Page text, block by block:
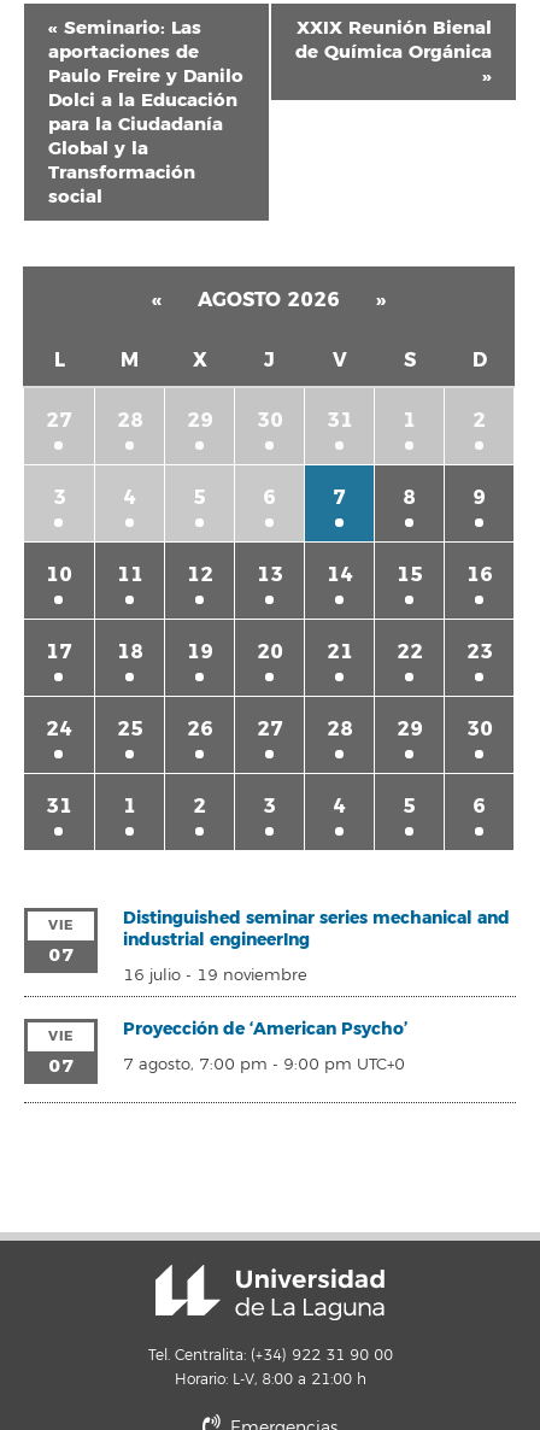
Navegación
del
Evento
« Seminario: Las
aportaciones de
Paulo Freire y Danilo
Dolci a la Educación
para la Ciudadanía
Global y la
Transformación
social
XXIX Reunión Bienal
de Química Orgánica
»
« AGOSTO 2026 »
L M X J V S D
27 28 29 30 31 1 2
3 4 5 6 7 8 9
10 11 12 13 14 15 16
17 18 19 20 21 22 23
24 25 26 27 28 29 30
31 1 2 3 4 5 6
VIE
07
Distinguished seminar series mechanical and
industrial engineerIng
16 julio- 19 noviembre
VIE
07
Proyección de ‘American Psycho’
7 agosto, 7:00 pm - 9:00 pm UTC+0
Tel. Centralita: (+34) 922 31 90 00
Horario: L-V, 8:00 a 21:00 h